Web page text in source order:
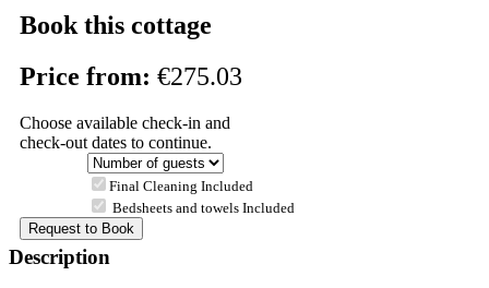
Book this cottage
Price from: €275.03
Choose available check-in and
check-out dates to continue.
Final Cleaning Included
Bedsheets and towels Included
Description